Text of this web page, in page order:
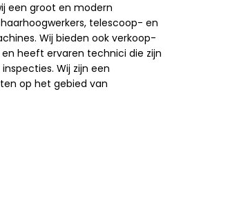
een groot en modern
telescoop- en
Wij bieden ook verkoop-
heeft ervaren technici die zijn
Wij zijn een
op het gebied van